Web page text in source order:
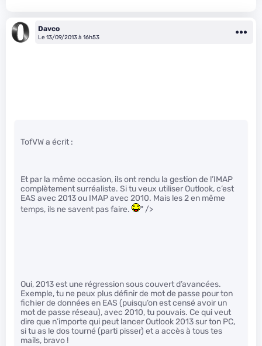
Davco
Le 13/09/2013 à 16h53
TofVW a écrit :
Et par la même occasion, ils ont rendu la gestion de l’IMAP
complètement surréaliste. Si tu veux utiliser Outlook, c’est
EAS avec 2013 ou IMAP avec 2010. Mais les 2 en même
temps, ils ne savent pas faire.
" />
Oui, 2013 est une régression sous couvert d’avancées.
Exemple, tu ne peux plus définir de mot de passe pour ton
fichier de données en EAS (puisqu’on est censé avoir un
mot de passe réseau), avec 2010, tu pouvais. Ce qui veut
dire que n’importe qui peut lancer Outlook 2013 sur ton PC,
si tu as le dos tourné (parti pisser) et a accès à tous tes
mails, bravo !